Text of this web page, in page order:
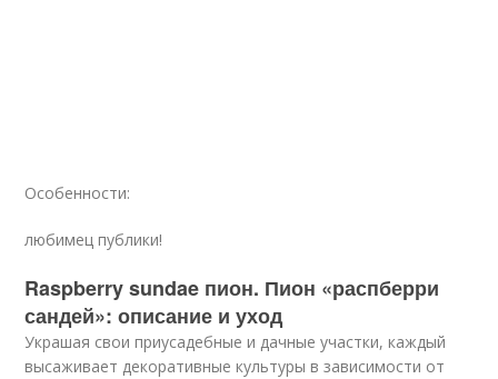
Особенности:
любимец публики!
Raspberry sundae пион. Пион «распберри
сандей»: описание и уход
Украшая свои приусадебные и дачные участки, каждый
высаживает декоративные культуры в зависимости от